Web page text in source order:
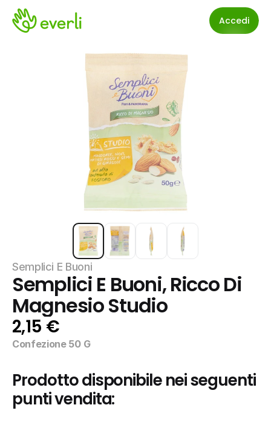
Accedi
Semplici E Buoni
Semplici E Buoni, Ricco Di
Magnesio Studio
2,15 €
Confezione 50 G
Prodotto disponibile nei seguenti
punti vendita: